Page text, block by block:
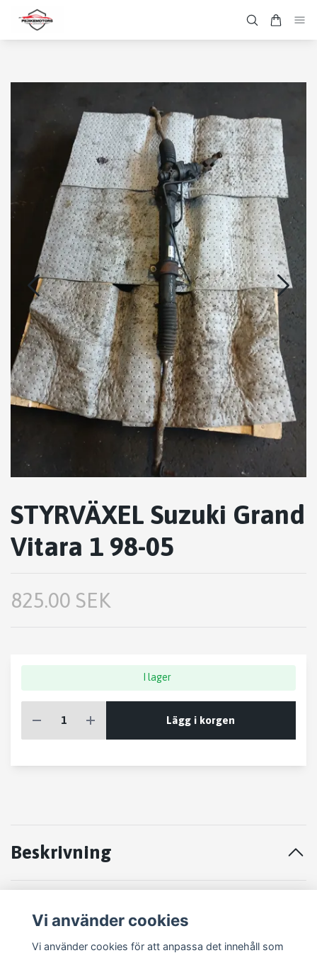
STYRVÄXEL Suzuki Grand
Vitara 1 98-05
825.00 SEK
I lager
Lägg i korgen
Beskrivning
Vi använder cookies
Vi använder cookies för att anpassa det innehåll som